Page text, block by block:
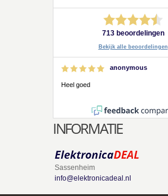
713 beoordelingen
Bekijk alle beoordelingen
anonymous
Heel goed
INFORMATIE
Sassenheim
info@elektronicadeal.nl